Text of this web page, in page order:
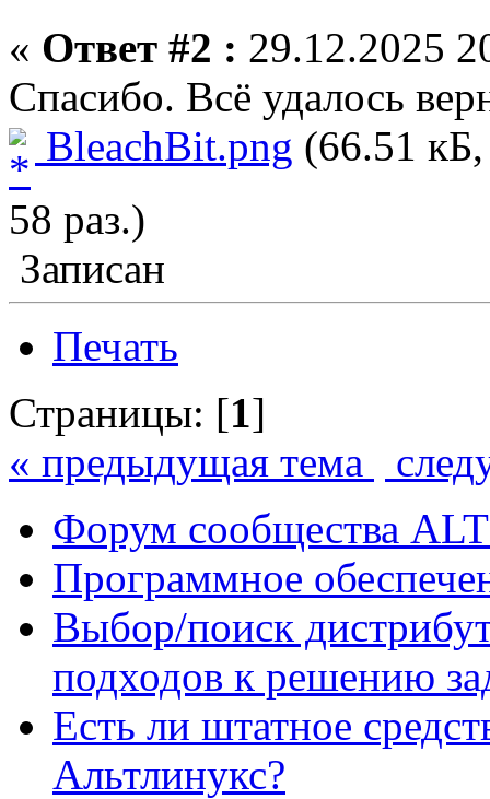
« Ответ #2 : 29.12.2025
Спасибо. Всё удалось
BleachBit.png (66.51
58 раз.)
Записан
Печать
Страницы: [1]
« предыдущая тема
Форум сообщества
Программное
Выбор/поиск
подходов к решению
Есть ли штатное
Альтлинукс?